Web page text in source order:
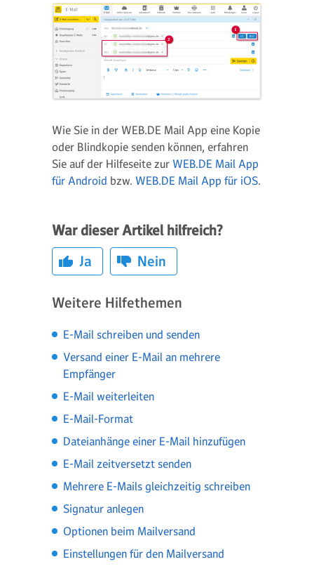
Wie Sie in der WEB.DE Mail App eine Kopie
oder Blindkopie senden können, erfahren
Sie auf der Hilfeseite zur WEB.DE Mail App
für Android bzw. WEB.DE Mail App für iOS.
War dieser Artikel hilfreich?
Ja
Nein
Weitere Hilfethemen
E-Mail schreiben und senden
Versand einer E-Mail an mehrere
Empfänger
E-Mail weiterleiten
E-Mail-Format
Dateianhänge einer E-Mail hinzufügen
E-Mail zeitversetzt senden
Mehrere E-Mails gleichzeitig schreiben
Signatur anlegen
Optionen beim Mailversand
Einstellungen für den Mailversand